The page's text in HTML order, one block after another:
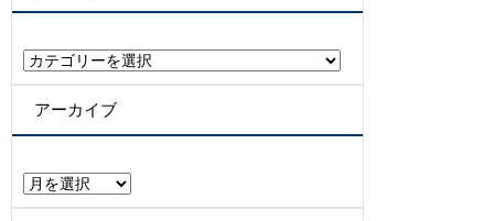
カ
テ
ゴ
リ
アーカイブ
ア
ー